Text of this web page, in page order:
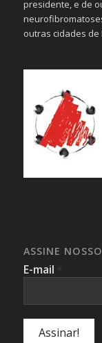
presidente, e de
outras cidades de
ASSINE
E-mail *